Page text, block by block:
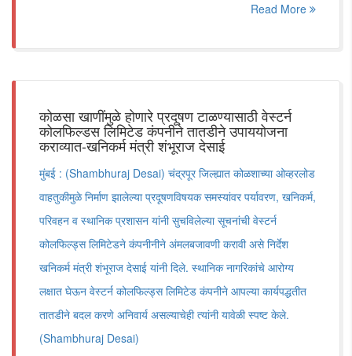
Read More
कोळसा खाणींमुळे होणारे प्रदूषण टाळण्यासाठी वेस्टर्न
कोलफिल्डस लिमिटेड कंपनीने तातडीने उपाययोजना
कराव्यात-खनिकर्म मंत्री शंभूराज देसाई
मुंबई : (Shambhuraj Desai) चंद्रपूर जिल्ह्यात कोळशाच्या ओव्हरलोड
वाहतुकीमुळे निर्माण झालेल्या प्रदूषणविषयक समस्यांवर पर्यावरण, खनिकर्म,
परिवहन व स्थानिक प्रशासन यांनी सुचविलेल्या सूचनांची वेस्टर्न
कोलफिल्ड्स लिमिटेडने कंपनीनीने अंमलबजावणी करावी असे निर्देश
खनिकर्म मंत्री शंभूराज देसाई यांनी दिले. स्थानिक नागरिकांचे आरोग्य
लक्षात घेऊन वेस्टर्न कोलफिल्ड्स लिमिटेड कंपनीने आपल्या कार्यपद्धतीत
तातडीने बदल करणे अनिवार्य असल्याचेही त्यांनी यावेळी स्पष्ट केले.
(Shambhuraj Desai)